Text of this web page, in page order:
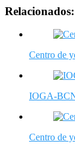
Relacionados:
Centro de
IOGA-
Centro de